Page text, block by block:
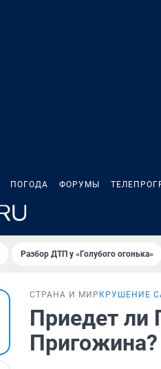
ПОГОДА ФОРУМЫ
Разбор ДТП у «Голубого огонька»
СТРАНА И МИР КРУШЕНИЕ
Приедет ли